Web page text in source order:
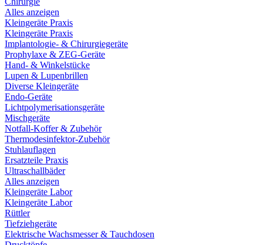
Alles anzeigen
Kleingeräte Praxis
Kleingeräte Praxis
Implantologie- & Chirurgiegeräte
Prophylaxe & ZEG-Geräte
Hand- & Winkelstücke
Lupen & Lupenbrillen
Diverse Kleingeräte
Endo-Geräte
Lichtpolymerisationsgeräte
Mischgeräte
Notfall-Koffer & Zubehör
Thermodesinfektor-Zubehör
Stuhlauflagen
Ersatzteile Praxis
Ultraschallbäder
Alles anzeigen
Kleingeräte Labor
Kleingeräte Labor
Rüttler
Tiefziehgeräte
Elektrische Wachsmesser & Tauchdosen